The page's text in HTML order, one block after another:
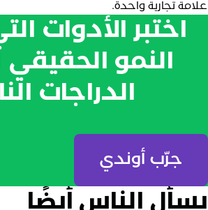
تجارية واحدة.
اختبر الأدوات
النمو
الدراجات
جرّب أوندي
الناس أيضًا